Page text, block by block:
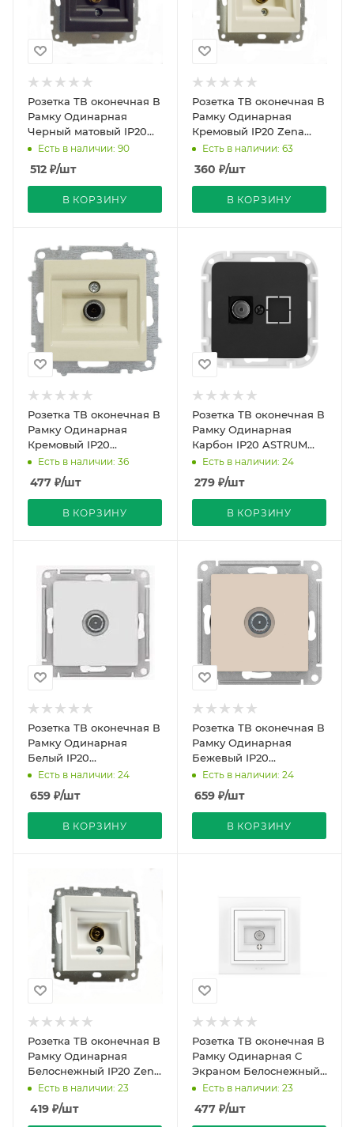
Розетка ТВ оконечная В
Рамку Одинарная
Черный матовый IP20
Zena Vega EL-BI
Есть в наличии: 90
512 ₽/шт
В КОРЗИНУ
Розетка ТВ оконечная В
Рамку Одинарная
Кремовый IP20 Zena
Vega EL-BI
Есть в наличии: 63
360 ₽/шт
В КОРЗИНУ
Розетка ТВ оконечная В
Рамку Одинарная
Кремовый IP20
Экранированная Zena
Vega EL-BI
Есть в наличии: 36
477 ₽/шт
В КОРЗИНУ
Розетка ТВ оконечная В
Рамку Одинарная
Карбон IP20 ASTRUM
Bylectrica
Есть в наличии: 24
279 ₽/шт
В КОРЗИНУ
Розетка ТВ оконечная В
Рамку Одинарная
Белый IP20
ATLASDESIGN Schneider
Electric
Есть в наличии: 24
659 ₽/шт
В КОРЗИНУ
Розетка ТВ оконечная В
Рамку Одинарная
Бежевый IP20
ATLASDESIGN Schneider
Electric
Есть в наличии: 24
659 ₽/шт
В КОРЗИНУ
Розетка ТВ оконечная В
Рамку Одинарная
Белоснежный IP20 Zena
Vega EL-BI
Есть в наличии: 23
419 ₽/шт
Розетка ТВ оконечная В
Рамку Одинарная С
Экраном Белоснежный
IP20 Zena Vega EL-BI
Есть в наличии: 23
477 ₽/шт